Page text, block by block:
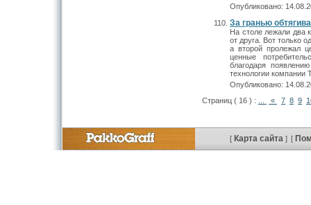
Опубликовано:
За гранью
На столе лежали два
от друга. Вот только
а второй пролежал
ценные
благодаря
технологии компании
Опубликовано:
Страниц ( 16 ) :
« 7 8 9
[ Карта сайта ] [